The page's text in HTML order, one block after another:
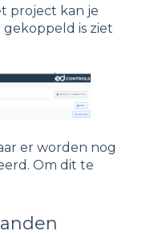
project kan je
is ziet
er worden nog
Om dit te